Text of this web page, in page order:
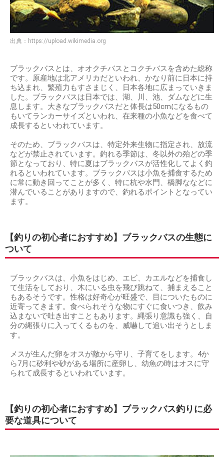
出典： https://upload.wikimedia.org
ブラックバスとは、オオクチバスとコクチバスを含めた総称
です。原産地は北アメリカだといわれ、かなり前に日本に持
ち込まれ、繁殖力もすさまじく、日本各地に広まっていきま
した。ブラックバスは日本では、湖、川、池、ダムなどに生
息します。大きなブラックバスだと体長は50cmになるもの
もいてランカーサイズといわれ、在来種の小魚などを食べて
成長するといわれています。
そのため、ブラックバスは、特定外来生物に指定され、放流
などが禁止されています。釣れる季節は、冬以外の殆どの季
節となっており、特に夏はブラックバスが活性化してよく釣
れるといわれています。ブラックバスは小魚を捕食するため
に常に動き回ってことが多く、特に杭や水門、橋脚ななどに
潜んでいることがありますので、釣れるポイントとなってい
ます。
【釣りの初心者におすすめ】ブラックバスの生態に
ついて
ブラックバスは、小魚をはじめ、エビ、カエルなどを捕食し
て生活をしており、木にいる虫を飛び跳ねて、捕まえること
もあるそうです。性格は好奇心が旺盛で、目についたものに
近寄ってきます。食べられそうな物にすぐに食いつき、飲み
込まないで吐き出すこともあります。縄張り意識も強く、自
分の縄張りに入ってくるものを、威嚇して追い出そうとしま
す。
メスが生んだ卵をオスが敵から守り、子育てをします。4か
ら7月に砂利や砂がある場所に産卵し、幼魚の時はオスに守
られて成長するといわれています。
【釣りの初心者におすすめ】ブラックバス釣りに必
要な道具について